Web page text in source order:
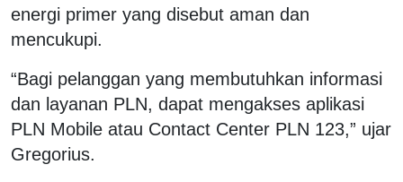
energi primer yang disebut aman dan
mencukupi.
“Bagi pelanggan yang membutuhkan informasi
dan layanan PLN, dapat mengakses aplikasi
PLN Mobile atau Contact Center PLN 123,” ujar
Gregorius.